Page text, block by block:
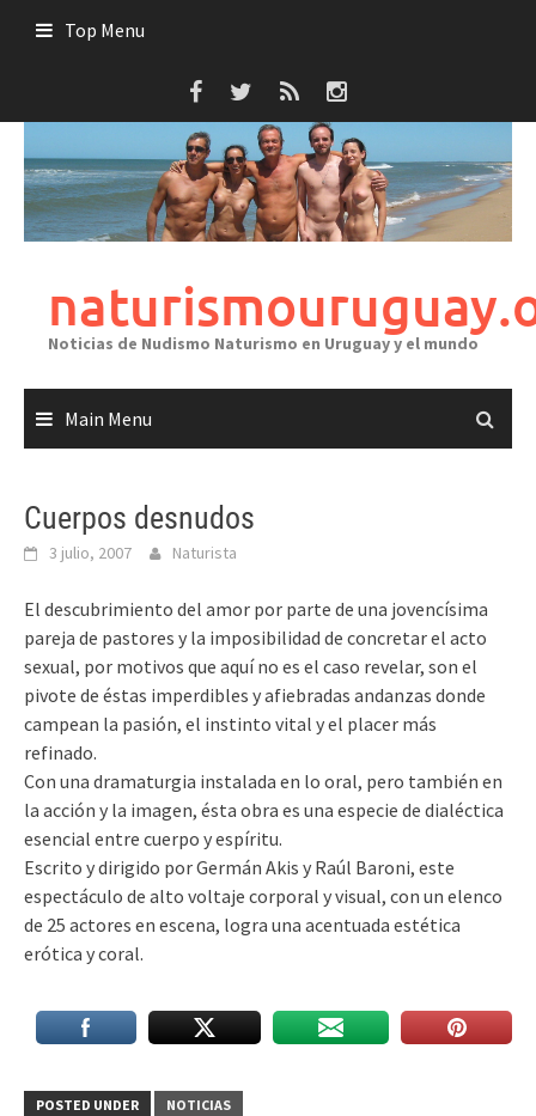
Top Menu
Noticias de Nudismo Naturismo en Uruguay y el mundo
Main Menu
Cuerpos desnudos
3 julio, 2007 Naturista
El descubrimiento del amor por parte de una jovencísima
pareja de pastores y la imposibilidad de concretar el acto
sexual, por motivos que aquí no es el caso revelar, son el
pivote de éstas imperdibles y afiebradas andanzas donde
campean la pasión, el instinto vital y el placer más
refinado.
Con una dramaturgia instalada en lo oral, pero también en
la acción y la imagen, ésta obra es una especie de dialéctica
esencial entre cuerpo y espíritu.
Escrito y dirigido por Germán Akis y Raúl Baroni, este
espectáculo de alto voltaje corporal y visual, con un elenco
de 25 actores en escena, logra una acentuada estética
erótica y coral.
POSTED UNDER NOTICIAS